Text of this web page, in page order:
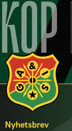
KÖP
Nyhetsbrev